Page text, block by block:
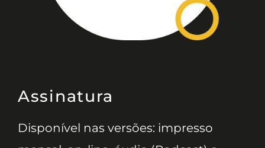
Assinatura
Disponível nas versões: impresso